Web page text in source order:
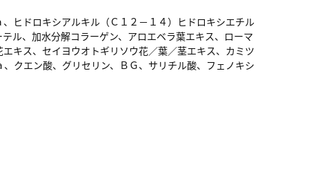
ヒドロキシアルキル（Ｃ１２－１４）ヒドロキシエチル
ル、加水分解コラーゲン、アロエベラ葉エキス、ローマ
キス、セイヨウオトギリソウ花／葉／茎エキス、カミツ
クエン酸、グリセリン、ＢＧ、サリチル酸、フェノキシ